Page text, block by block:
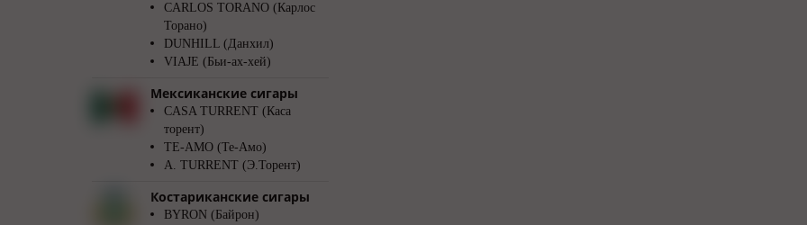
CARLOS TORANO (Карлос
Торано)
DUNHILL (Данхил)
VIAJE (Бьи-ах-хей)
Мексиканские сигары
CASA TURRENT (Каса
торент)
TE-AMO (Те-Амо)
A. TURRENT (Э.Торент)
Костариканские сигары
BYRON (Байрон)